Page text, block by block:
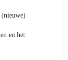
en het